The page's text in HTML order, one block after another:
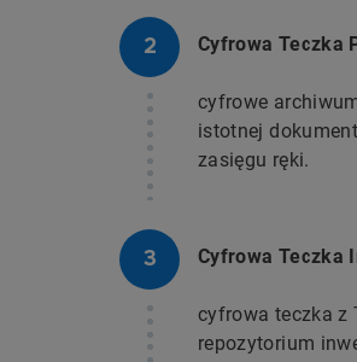
Cyfrowa Teczka
cyfrowe
istotnej
zasięgu ręki.
Cyfrowa Teczka
cyfrowa teczka z
repozytorium